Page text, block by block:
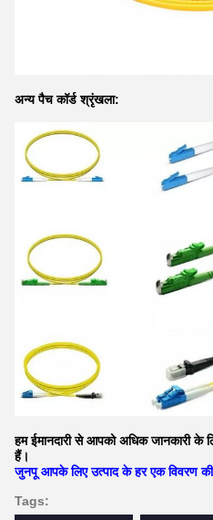
अन्य पैच कॉर्ड श्रृंखला:
हम ईमानदारी से आपको अधिक जानकारी
हैं।
जुनपू आपके लिए उत्पाद के हर एक विवरण की
Tags: